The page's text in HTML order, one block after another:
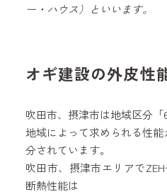
ー・ハウス）といいます。
オギ建設の外皮性
吹田市、摂津市は地域区分「
地域によって求められる性
分されています。
吹田市、摂津市エリアで
断熱性能は